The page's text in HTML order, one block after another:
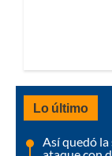
Lo último
Así quedó